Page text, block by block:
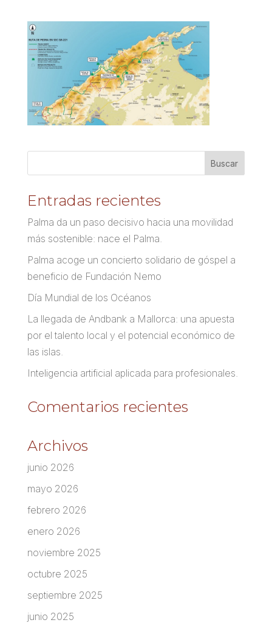
Entradas recientes
Palma da un paso decisivo hacia una movilidad
más sostenible: nace el Palma.
Palma acoge un concierto solidario de góspel a
beneficio de Fundación Nemo
Día Mundial de los Océanos
La llegada de Andbank a Mallorca: una apuesta
por el talento local y el potencial económico de
las islas.
Inteligencia artificial aplicada para profesionales.
Comentarios recientes
Archivos
junio 2026
mayo 2026
febrero 2026
enero 2026
noviembre 2025
octubre 2025
septiembre 2025
junio 2025